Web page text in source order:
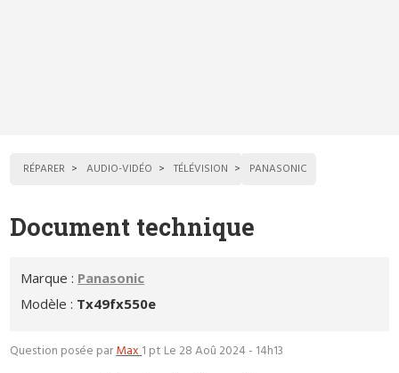
RÉPARER AUDIO-VIDÉO TÉLÉVISION PANASONIC
Document technique
Marque : Panasonic
Modèle : Tx49fx550e
Question posée parMax1 pt Le 28 Aoû 2024 - 14h13